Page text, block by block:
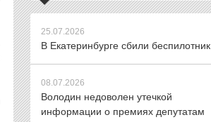
25.07.2026
В Екатеринбурге сбили беспилотник
08.07.2026
Володин недоволен утечкой
информации о премиях депутатам